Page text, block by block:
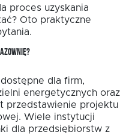
proces uzyskania
Oto praktyczne
dla firm,
energetycznych oraz
przedstawienie projektu
Wiele instytucji
dla przedsiębiorstw z